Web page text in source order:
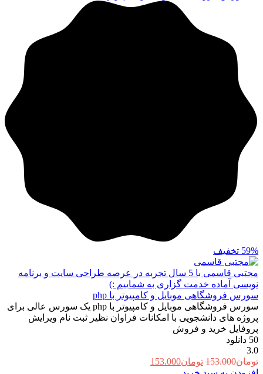
59% تخفیف
مجتبی قاسمی
با 5 سال تجربه در عرصه طراحی سایت و برنامه
نویسی آماده خدمت گزاری به شماییم :)
سورس فروشگاهی موبایل و کامپیوتر با php
سورس فروشگاهی موبایل و کامپیوتر با php یک سورس عالی برای
پروژه های دانشجویی با امکانات فراوان نظیر ثبت نام ویرایش
پروفایل خرید و فروش
50 دانلود
3.0
تومان153.000 قیمت
اصلی:
تومان153.000